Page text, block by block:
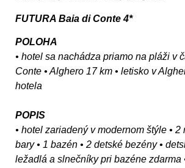
FUTURA Baia di Conte 4*
POLOHA
• hotel sa nachádza priamo na pláži v
Conte • Alghero 17 km • letisko v
hotela
POPIS
• hotel zariadený v modernom štýle • 2
bary • 1 bazén • 2 detské bezény •
ležadlá a slnečníky pri bazéne zdarma